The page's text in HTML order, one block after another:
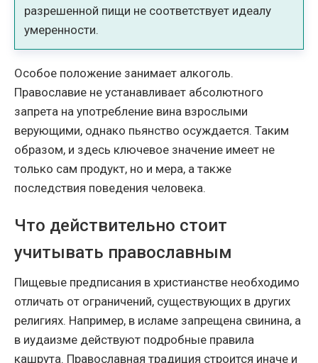
разрешенной пищи не соответствует идеалу
умеренности.
Особое положение занимает алкоголь.
Православие не устанавливает абсолютного
запрета на употребление вина взрослыми
верующими, однако пьянство осуждается. Таким
образом, и здесь ключевое значение имеет не
только сам продукт, но и мера, а также
последствия поведения человека.
Что действительно стоит
учитывать православным
Пищевые предписания в христианстве необходимо
отличать от ограничений, существующих в других
религиях. Например, в исламе запрещена свинина, а
в иудаизме действуют подробные правила
кашрута. Православная традиция строится иначе и